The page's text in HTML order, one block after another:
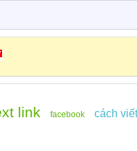
link facebook cách